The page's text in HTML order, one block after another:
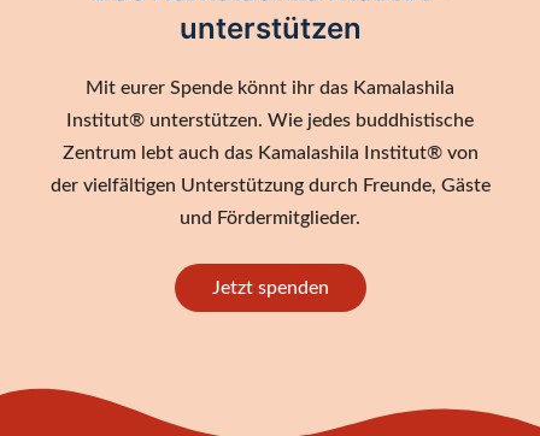
unterstützen
Mit eurer Spende könnt ihr das Kamalashila
Institut® unterstützen. Wie jedes buddhistische
Zentrum lebt auch das Kamalashila Institut® von
der vielfältigen Unterstützung durch Freunde, Gäste
und Fördermitglieder.
Jetzt spenden